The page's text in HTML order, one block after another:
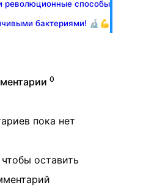
революционные способы
бактериями! 🔬💪
0
пока нет
чтобы оставить